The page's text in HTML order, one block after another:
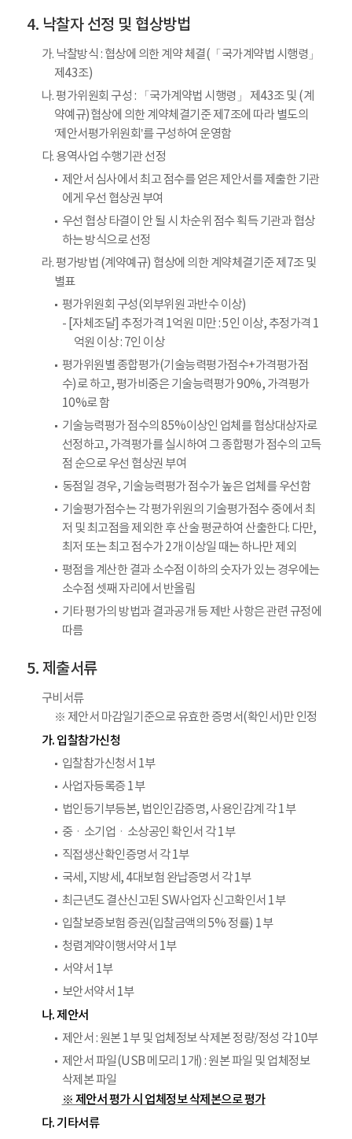
낙찰자 선정 및 협상방법
가. 낙찰방식 : 협상에 의한 계약 체결(「국가계약법 시행령」
제43조)
나. 평가위원회 구성 : 「국가계약법 시행령」 제43조 및 (계
약예규)협상에 의한 계약체결기준 제7조에 따라 별도의
‘제안서평가위원회’를 구성하여 운영함
다. 용역사업 수행기관 선정
제안서 심사에서 최고 점수를 얻은 제안서를 제출한 기관
에게 우선 협상권 부여
우선 협상 타결이 안 될 시 차순위 점수 획득 기관과 협상
하는 방식으로 선정
라. 평가방법 (계약예규) 협상에 의한 계약체결기준 제7조 및
별표
평가위원회 구성(외부위원 과반수 이상)
- [자체조달] 추정가격 1억원 미만 : 5인 이상, 추정가격 1
억원 이상 : 7인 이상
평가위원별 종합평가(기술능력평가점수+가격평가점
수)로 하고, 평가비중은 기술능력평가 90%, 가격평가
10%로 함
기술능력평가 점수의 85%이상인 업체를 협상대상자로
선정하고, 가격평가를 실시하여 그 종합평가 점수의 고득
점 순으로 우선 협상권 부여
동점일 경우, 기술능력평가 점수가 높은 업체를 우선함
기술평가점수는 각 평가위원의 기술평가점수 중에서 최
저 및 최고점을 제외한 후 산술 평균하여 산출한다. 다만,
최저 또는 최고 점수가 2개 이상일 때는 하나만 제외
평점을 계산한 결과 소수점 이하의 숫자가 있는 경우에는
소수점 셋째 자리에서 반올림
기타 평가의 방법과 결과공개 등 제반 사항은 관련 규정에
따름
제출서류
구비서류
※ 제안서 마감일기준으로 유효한 증명서(확인서)만 인정
가. 입찰참가신청
입찰참가신청서 1부
사업자등록증 1부
법인등기부등본, 법인인감증명, 사용인감계 각 1부
중ㆍ소기업ㆍ소상공인 확인서 각 1부
직접생산확인증명서 각 1부
국세, 지방세, 4대보험 완납증명서 각 1부
최근년도 결산신고된 SW사업자 신고확인서 1부
입찰보증보험 증권(입찰금액의 5% 정률) 1부
청렴계약이행서약서 1부
서약서 1부
보안서약서 1부
나. 제안서
제안서 : 원본 1부 및 업체정보 삭제본 정량/정성 각 10부
제안서 파일(USB 메모리 1개) : 원본 파일 및 업체정보
삭제본 파일
※ 제안서 평가 시 업체정보 삭제본으로 평가
다. 기타서류